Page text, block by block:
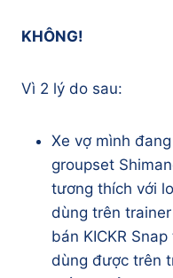
KHÔNG!
Vì 2 lý do sau:
Xe vợ mình
groupset
tương thích với
dùng trên
bán KICKR
dùng được trên